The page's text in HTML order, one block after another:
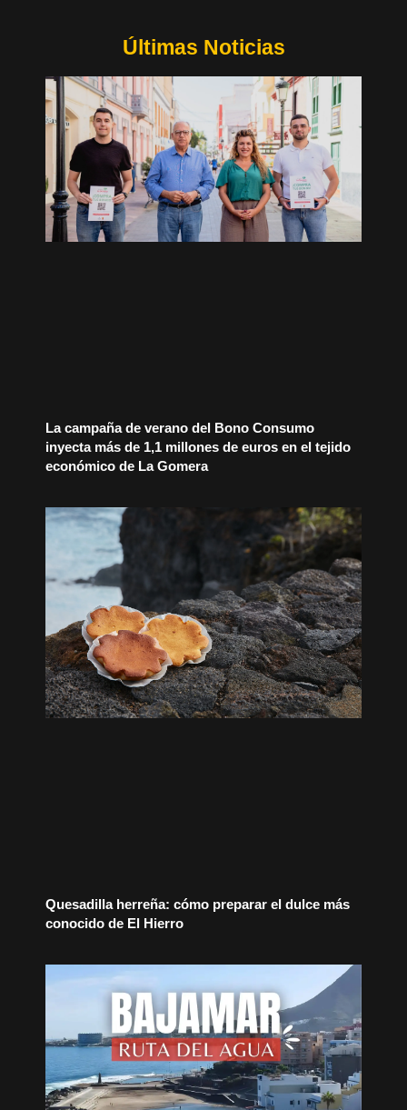
Últimas Noticias
La campaña de verano del Bono Consumo
inyecta más de 1,1 millones de euros en el tejido
económico de La Gomera
Quesadilla herreña: cómo preparar el dulce más
conocido de El Hierro